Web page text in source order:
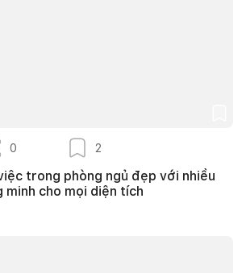
0 2
trong phòng ngủ đẹp với nhiều
cho mọi diện tích